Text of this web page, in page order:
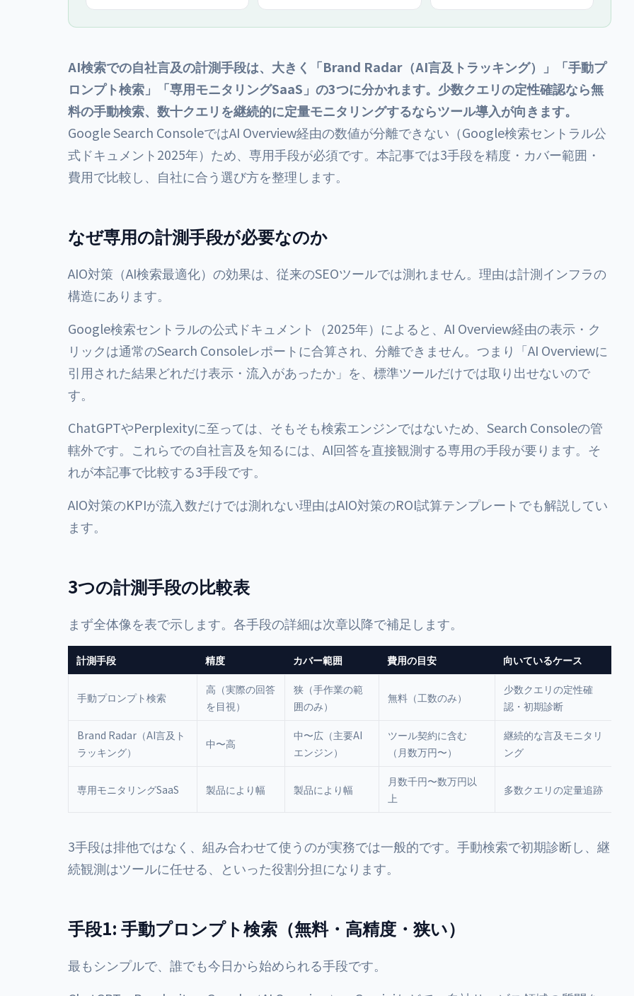
対応の書き方、サイト実装まで具体
月（2026年7月時点・税抜）。
AIO対策は診断100,000円（一括）、
断100,000円（一括）、運用はスタ
AI検索での自社言及の計測手段は、大きく「Brand Radar（AI言及トラッキング）」「手動プ
ロンプト検索」「専用モニタリングSaaS」の3つに分かれます。少数クエリの定性確認なら無
料の手動検索、数十クエリを継続的に定量モニタリングするならツール導入が向きます。
Google Search ConsoleではAI Overview経由の数値が分離できない（Google検索セントラル公
式ドキュメント2025年）ため、専用手段が必須です。本記事では3手段を精度・カバー範囲・
費用で比較し、自社に合う選び方を整理します。
なぜ専用の計測手段が必要なのか
AIO対策（AI検索最適化）の効果は、従来のSEOツールでは測れません。理由は計測インフラの
構造にあります。
Google検索セントラルの公式ドキュメント（2025年）によると、AI Overview経由の表示・ク
リックは通常のSearch Consoleレポートに合算され、分離できません。つまり「AI Overviewに
引用された結果どれだけ表示・流入があったか」を、標準ツールだけでは取り出せないので
す。
ChatGPTやPerplexityに至っては、そもそも検索エンジンではないため、Search Consoleの管
轄外です。これらでの自社言及を知るには、AI回答を直接観測する専用の手段が要ります。そ
れが本記事で比較する3手段です。
AIO対策のKPIが流入数だけでは測れない理由はAIO対策のROI試算テンプレートでも解説してい
ます。
3つの計測手段の比較表
まず全体像を表で示します。各手段の詳細は次章以降で補足します。
計測手段 精度 カバー範囲 費用の目安 向いているケース
手動プロンプト検索
高（実際の回答
を目視）
狭（手作業の範
囲のみ）
無料（工数のみ）
少数クエリの定性確
認・初期診断
Brand Radar（AI言及ト
ラッキング）
中〜高
中〜広（主要AI
エンジン）
ツール契約に含む
（月数万円〜）
継続的な言及モニタリ
ング
専用モニタリングSaaS 製品により幅 製品により幅
月数千円〜数万円以
上
多数クエリの定量追跡
3手段は排他ではなく、組み合わせて使うのが実務では一般的です。手動検索で初期診断し、継
続観測はツールに任せる、といった役割分担になります。
手段1: 手動プロンプト検索（無料・高精度・狭い）
最もシンプルで、誰でも今日から始められる手段です。